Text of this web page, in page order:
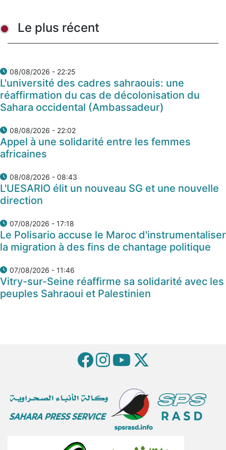
Le plus récent
08/08/2026 - 22:25
L'université des cadres sahraouis: une
réaffirmation du cas de décolonisation du
Sahara occidental (Ambassadeur)
08/08/2026 - 22:02
Appel à une solidarité entre les femmes
africaines
08/08/2026 - 08:43
L'UESARIO élit un nouveau SG et une nouvelle
direction
07/08/2026 - 17:18
Le Polisario accuse le Maroc d'instrumentaliser
la migration à des fins de chantage politique
07/08/2026 - 11:46
Vitry-sur-Seine réaffirme sa solidarité avec les
peuples Sahraoui et Palestinien